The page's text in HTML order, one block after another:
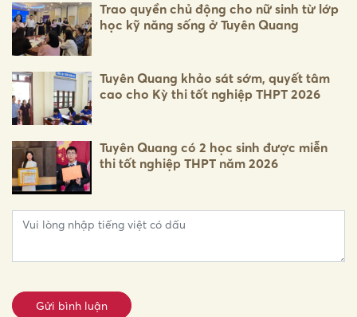
Trao quyền chủ động cho nữ sinh từ lớp
học kỹ năng sống ở Tuyên Quang
Tuyên Quang khảo sát sớm, quyết tâm
cao cho Kỳ thi tốt nghiệp THPT 2026
Tuyên Quang có 2 học sinh được miễn
thi tốt nghiệp THPT năm 2026
Gửi bình luận